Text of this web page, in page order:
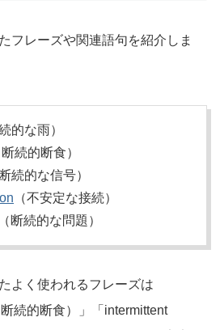
フレーズや関連語句を紹介しま
的な雨）
続的断食）
断続的な信号）
（不安定な接続）
（断続的な問題）
よく使われるフレーズは
続的断食）」「intermittent